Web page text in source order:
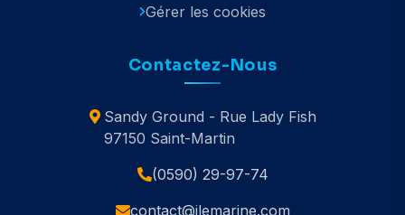
Gérer les cookies
Contactez-Nous
Sandy Ground - Rue Lady Fish
97150 Saint-Martin
(0590) 29-97-74
contact@ilemarine.com